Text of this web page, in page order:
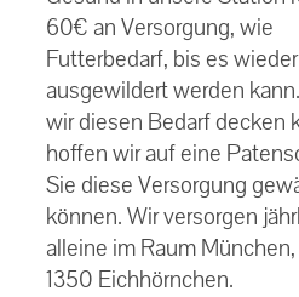
60€ an Versorgung, wie
Futterbedarf, bis es wieder
ausgewildert werden
wir diesen Bedarf decken
hoffen wir auf eine
Sie diese Versorgung
können. Wir versorgen
alleine im Raum
1350 Eichhörnchen.